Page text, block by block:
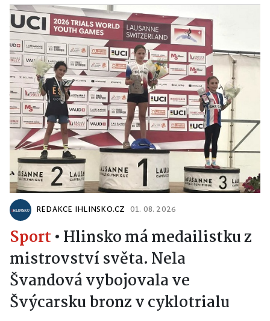
REDAKCE IHLINSKO.CZ 01. 08. 2026
Sport • Hlinsko má medailistku z
mistrovství světa. Nela
Švandová vybojovala ve
Švýcarsku bronz v cyklotrialu